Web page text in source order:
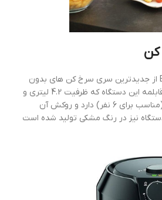
کن
سرخ کن تفال مدل EY201 از جدیدترین سری سرخ کن های بدون
روغن شرکت تفال است. قابلمه این دستگاه که ظرفیت 4.2 لیتری و
برای مواد غذایی 1.2 لیتر (مناسب برای 6 نفر) دارد و روکش آن
نیز در رنگ مشکی تولید شده است